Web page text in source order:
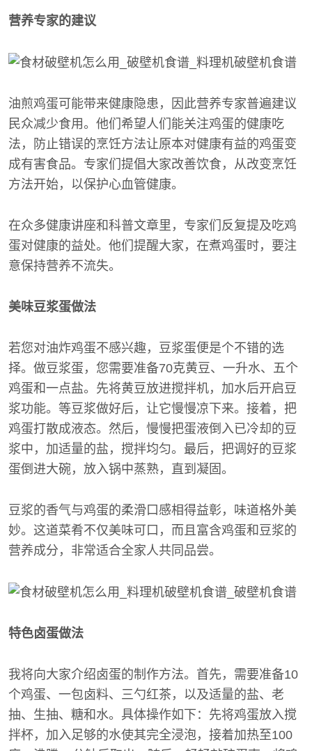
营养专家的建议
油煎鸡蛋可能带来健康隐患，因此营养专家普遍建议
民众减少食用。他们希望人们能关注鸡蛋的健康吃
法，防止错误的烹饪方法让原本对健康有益的鸡蛋变
成有害食品。专家们提倡大家改善饮食，从改变烹饪
方法开始，以保护心血管健康。
在众多健康讲座和科普文章里，专家们反复提及吃鸡
蛋对健康的益处。他们提醒大家，在煮鸡蛋时，要注
意保持营养不流失。
美味豆浆蛋做法
若您对油炸鸡蛋不感兴趣，豆浆蛋便是个不错的选
择。做豆浆蛋，您需要准备70克黄豆、一升水、五个
鸡蛋和一点盐。先将黄豆放进搅拌机，加水后开启豆
浆功能。等豆浆做好后，让它慢慢凉下来。接着，把
鸡蛋打散成液态。然后，慢慢把蛋液倒入已冷却的豆
浆中，加适量的盐，搅拌均匀。最后，把调好的豆浆
蛋倒进大碗，放入锅中蒸熟，直到凝固。
豆浆的香气与鸡蛋的柔滑口感相得益彰，味道格外美
妙。这道菜肴不仅美味可口，而且富含鸡蛋和豆浆的
营养成分，非常适合全家人共同品尝。
特色卤蛋做法
我将向大家介绍卤蛋的制作方法。首先，需要准备10
个鸡蛋、一包卤料、三勺红茶，以及适量的盐、老
抽、生抽、糖和水。具体操作如下：先将鸡蛋放入搅
拌杯，加入足够的水使其完全浸泡，接着加热至100